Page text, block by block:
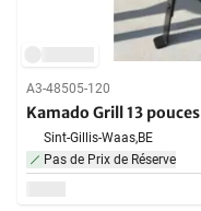
A3-48505-120
Kamado Grill 13 pouces
Sint-Gillis-Waas,BE
Pas de Prix de Réserve